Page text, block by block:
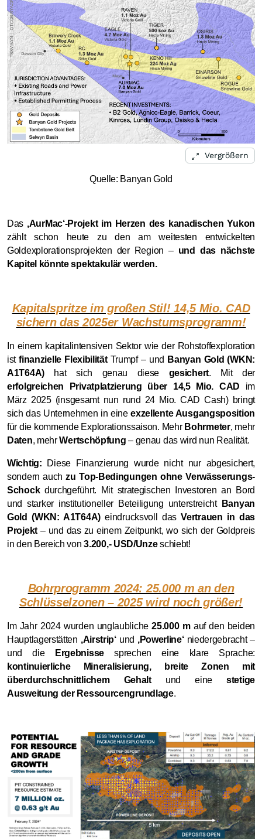
Vergrößern
Quelle: Banyan Gold
Das ‚AurMac‘-Projekt im Herzen des kanadischen Yukon
zählt schon heute zu den am weitesten entwickelten
Goldexplorationsprojekten der Region – und das nächste
Kapitel könnte spektakulär werden.
Kapitalspritze im großen Stil! 14,5 Mio. CAD
sichern das 2025er Wachstumsprogramm!
In einem kapitalintensiven Sektor wie der Rohstoffexploration
istfinanzielle FlexibilitätTrumpf – und Banyan Gold (WKN:
A1T64A)hat sich genau diese gesichert. Mit der
erfolgreichen Privatplatzierung über 14,5 Mio. CAD im
März 2025 (insgesamt nun rund 24 Mio. CAD Cash) bringt
sich das Unternehmen in eineexzellente Ausgangsposition
für die kommende Explorationssaison. Mehr Bohrmeter, mehr
Daten, mehrWertschöpfung – genau das wird nun Realität.
Wichtig:
Diese Finanzierung wurde nicht nur abgesichert,
sondern auchzu Top-Bedingungen ohne Verwässerungs-
Schockdurchgeführt. Mit strategischen Investoren an Bord
und starker institutioneller Beteiligung unterstreicht Banyan
Gold (WKN: A1T64A) eindrucksvoll dasVertrauen in das
Projekt– und das zu einem Zeitpunkt, wo sich der Goldpreis
in den Bereich von3.200,- USD/Unzeschiebt!
Bohrprogramm 2024: 25.000 m an den
Schlüsselzonen – 2025 wird noch größer!
Im Jahr 2024 wurden unglaubliche25.000 mauf den beiden
Hauptlagerstätten ‚Airstrip‘und ‚Powerline‘niedergebracht –
und die
Ergebnissesprechen eine klare Sprache:
kontinuierliche Mineralisierung, breite Zonen mit
überdurchschnittlichem Gehaltund einestetige
Ausweitung der Ressourcengrundlage.